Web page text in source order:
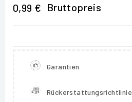
0,99 € Bruttopreis
Garantien
Rückerstattungsrichtlinie